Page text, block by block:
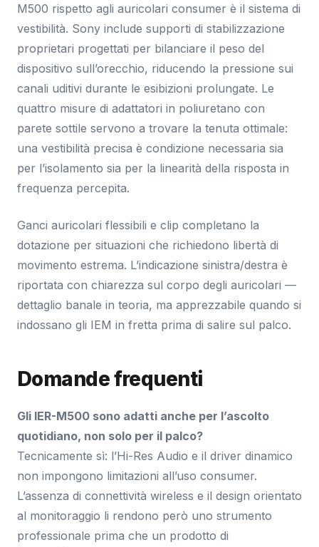
M500 rispetto agli auricolari consumer è il sistema di
vestibilità. Sony include supporti di stabilizzazione
proprietari progettati per bilanciare il peso del
dispositivo sull’orecchio, riducendo la pressione sui
canali uditivi durante le esibizioni prolungate. Le
quattro misure di adattatori in poliuretano con
parete sottile servono a trovare la tenuta ottimale:
una vestibilità precisa è condizione necessaria sia
per l’isolamento sia per la linearità della risposta in
frequenza percepita.
Ganci auricolari flessibili e clip completano la
dotazione per situazioni che richiedono libertà di
movimento estrema. L’indicazione sinistra/destra è
riportata con chiarezza sul corpo degli auricolari —
dettaglio banale in teoria, ma apprezzabile quando si
indossano gli IEM in fretta prima di salire sul palco.
Domande frequenti
Gli IER-M500 sono adatti anche per l’ascolto
quotidiano, non solo per il palco?
Tecnicamente sì: l’Hi-Res Audio e il driver dinamico
non impongono limitazioni all’uso consumer.
L’assenza di connettività wireless e il design orientato
al monitoraggio li rendono però uno strumento
professionale prima che un prodotto di